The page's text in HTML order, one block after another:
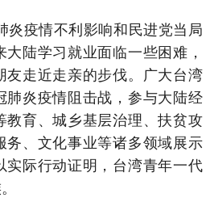
疫情不利影响和民进党当局
陆学习就业面临一些困难，
友走近走亲的步伐。广大台湾
肺炎疫情阻击战，参与大陆经
教育、城乡基层治理、扶贫攻
务、文化事业等诸多领域展示
实际行动证明，台湾青年一代